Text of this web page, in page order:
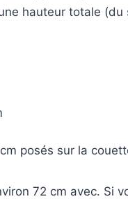
hauteur totale
posés sur la
72 cm avec. Si